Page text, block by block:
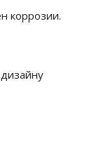
коррозии.